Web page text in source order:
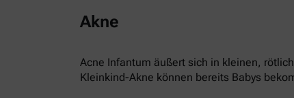
Akne
Acne Infantum äußert sich in kleinen,
Kleinkind-Akne können bereits Babys